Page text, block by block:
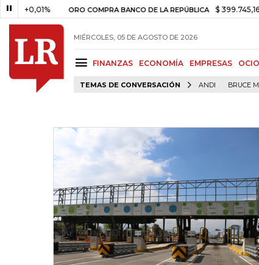
ORO COMPRA BANCO DE LA REPÚBLICA $ 399.745,16 +$
MIÉRCOLES, 05 DE AGOSTO DE 2026
FINANZAS ECONOMÍA EMPRESAS OCIO
TEMAS DE CONVERSACIÓN ANDI BRUCE